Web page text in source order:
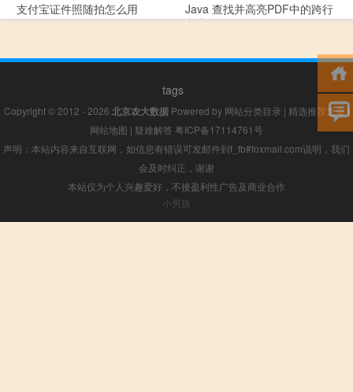
支付宝证件照随拍怎么用
Java 查找并高亮PDF中的跨行
文本
tags
Copyright © 2012 - 2026 北京农大数据Powered by 网站分类目录 | 精选推荐文章|
网站地图 | 疑难解答 粤ICP备17114761号
声明：本站内容来自互联网，如信息有错误可发邮件到f_fb#foxmail.com说明，我们
会及时纠正，谢谢
本站仅为个人兴趣爱好，不接盈利性广告及商业合作
小男孩